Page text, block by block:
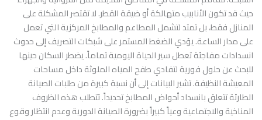
حيث قد تكون الأنابيب متهالكة أو ضيقة القطر. لا تقتصر المشكلة على
المنازل فقط، بل تمتد لتشمل المطاعم والمطابخ المركزية التي تعمل
على مدار الساعة. يؤدي الضغط المستمر على شبكات التصريف إلى حدوث
انسدادات مفاجئة تعطل سير الحياة اليومية تماماً. يضطر السكان حينها
للبحث عن حلول فورية لتفادي طفح المياه الملوثة داخل مساحات
المعيشة النظيفة. تشير البيانات إلى أن نسبة كبيرة من طلبات الصيانة
الطارئة تتعلق بانسداد أحواض المطابخ تحديداً. تتطلب هذه الظروف
المناخية والاجتماعية وعياً كبيراً بضرورة الصيانة الدورية وعدم انتظار وقوع